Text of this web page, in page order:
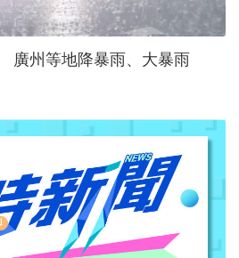
廣州等地降暴雨、大暴雨